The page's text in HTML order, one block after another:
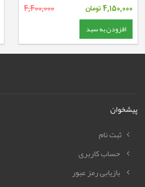
4,150,000تومان 4,400,000
افزودن به سبد
پیشخوان
ثبت نام
حساب کاربری
بازیابی رمز عبور